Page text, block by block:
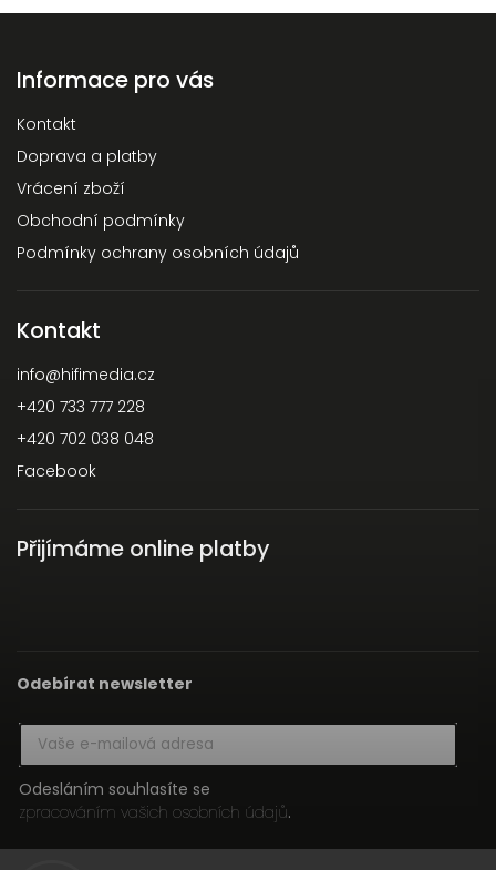
Informace pro vás
Kontakt
Doprava a platby
Vrácení zboží
Obchodní podmínky
Podmínky ochrany osobních údajů
Kontakt
info@hifimedia.cz
+420 733 777 228
+420 702 038 048
Facebook
Přijímáme online platby
Odebírat newsletter
Odesláním souhlasíte se
zpracováním vašich osobních údajů.